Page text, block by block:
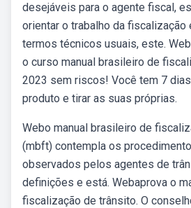
desejáveis para o agente fiscal,
orientar o trabalho da fiscalização
termos técnicos usuais, este.
o curso manual brasileiro de
2023 sem riscos! Você tem 7
produto e tirar as suas próprias.
Webo manual brasileiro de
(mbft) contempla os
observados pelos agentes de
definições e está. Webaprova o
fiscalização de trânsito. O